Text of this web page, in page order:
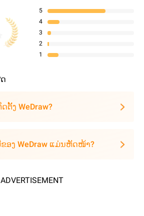
5
4
3
2
1
ຕັ້ງ WeDraw?
ອງ WeDraw ແມ່ນຫັດໜ້າ?
ADVERTISEMENT